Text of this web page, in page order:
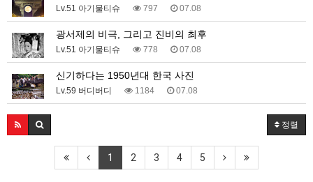
Lv.51 아기물티슈 797 07.08
광서제의 비극, 그리고 진비의 최후
Lv.51 아기물티슈 778 07.08
신기하다는 1950년대 한국 사진
Lv.59 버디버디 1184 07.08
정렬
1 2 3 4 5